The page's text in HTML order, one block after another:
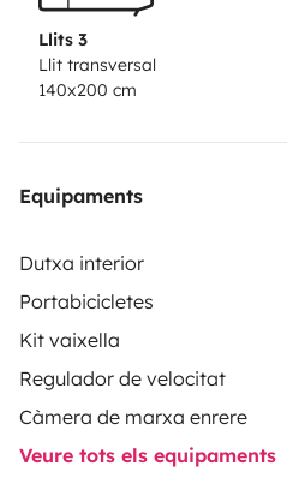
Llits 3
Llit transversal
140x200 cm
Equipaments
Dutxa interior
Portabicicletes
Kit vaixella
Regulador de velocitat
Càmera de marxa enrere
Veure tots els equipaments